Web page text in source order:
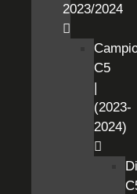
2023/2024
C5
|
(2023-
2024)